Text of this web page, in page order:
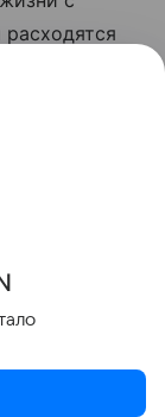
до того, как